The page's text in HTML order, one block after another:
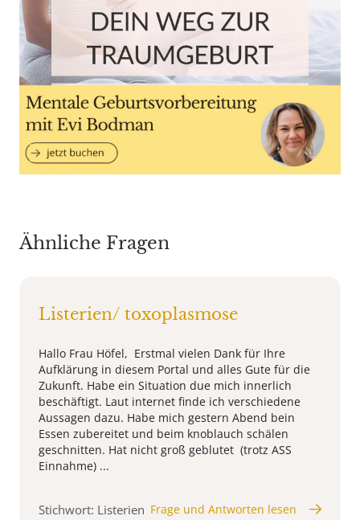
Ähnliche Fragen
Listerien/ toxoplasmose
Hallo Frau Höfel, Erstmal vielen Dank für Ihre
Aufklärung in diesem Portal und alles Gute für die
Zukunft. Habe ein Situation due mich innerlich
beschäftigt. Laut internet finde ich verschiedene
Aussagen dazu. Habe mich gestern Abend bein
Essen zubereitet und beim knoblauch schälen
geschnitten. Hat nicht groß geblutet (trotz ASS
Einnahme) ...
Stichwort: Listerien Frage und Antworten lesen